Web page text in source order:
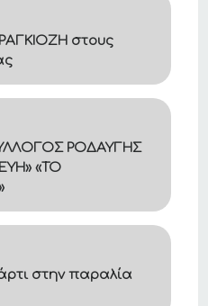
στους
ΡΟΔΑΥΓΗΣ
«ΤΟ
στην παραλία